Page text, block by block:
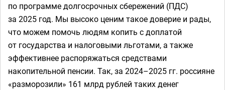
по программе долгосрочных сбережений (ПДС)
за 2025 год. Мы высоко ценим такое доверие и рады,
что можем помочь людям копить с доплатой
от государства и налоговыми льготами, а также
эффективнее распоряжаться средствами
накопительной пенсии. Так, за 2024–2025 гг. россияне
«разморозили» 161 млрд рублей таких денег